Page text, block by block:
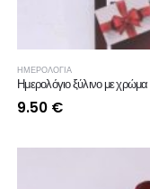
ΗΜΕΡΟΛΟΓΙΑ
Ημερολόγιο ξύλινο με χρώμα
9.50 €